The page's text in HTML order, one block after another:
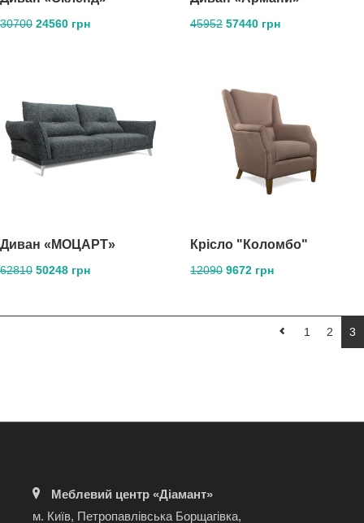
30700 24560 грн 45952 57440 грн
Диван «МОЦАРТ»
62810 50248 грн
Крісло "Коломбо"
12090 9672 грн
1 2 3
Меблевий центр «Діамант»
м. Київ, Петропавлівська Борщагівка,